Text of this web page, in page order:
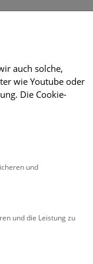
auch solche,
wie Youtube oder
Die Cookie-
und
und die Leistung zu